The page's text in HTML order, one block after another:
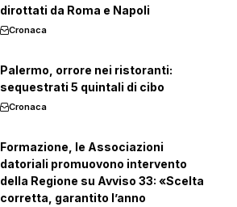
dirottati da Roma e Napoli
Cronaca
Palermo, orrore nei ristoranti:
sequestrati 5 quintali di cibo
Cronaca
Formazione, le Associazioni
datoriali promuovono intervento
della Regione su Avviso 33: «Scelta
corretta, garantito l’anno